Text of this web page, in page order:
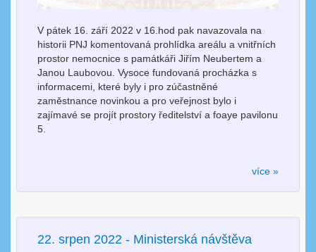
V pátek 16. září 2022 v 16.hod pak navazovala na
historii PNJ komentovaná prohlídka areálu a vnitřních
prostor nemocnice s památkáři Jiřím Neubertem a
Janou Laubovou. Vysoce fundovaná procházka s
informacemi, které byly i pro zúčastněné
zaměstnance novinkou a pro veřejnost bylo i
zajímavé se projít prostory ředitelství a foaye pavilonu
5.
více »
22. srpen 2022 - Ministerská návštěva